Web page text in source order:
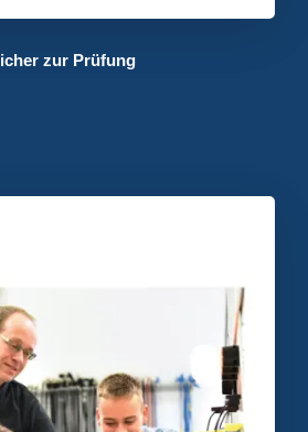
zur Prüfung